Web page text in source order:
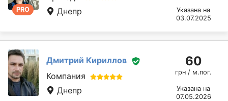
PRO
Днепр
Указана на
03.07.2025
Дмитрий Кириллов
Компания
Днепр
60
грн / м.пог.
Указана на
07.05.2026